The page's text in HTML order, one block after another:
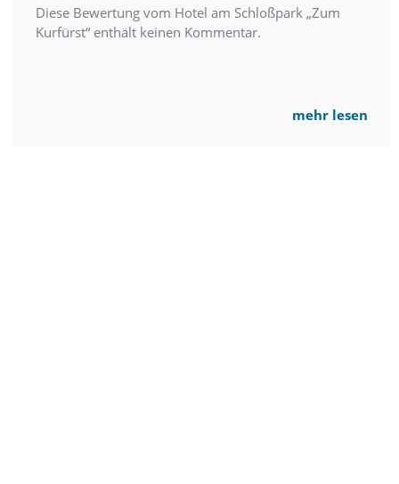
Diese Bewertung vom Hotel am Schloßpark „Zum
Kurfürst“ enthält keinen Kommentar.
mehr lesen